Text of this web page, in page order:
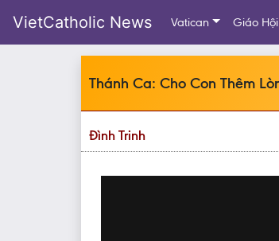
VietCatholic News Vatican Giáo
Thánh Ca: Cho Con Thêm
Đình Trinh